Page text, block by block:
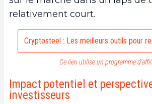
relativement court.
Cryptosteel : Les meilleurs outils pour
Ce lien utilise un programme
Impact potentiel et
investisseurs